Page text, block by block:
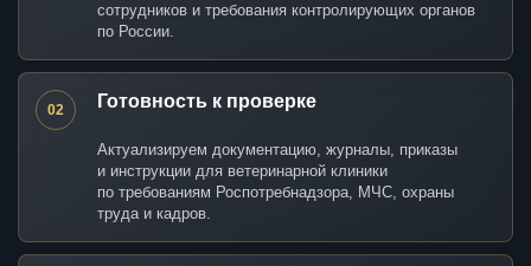
сотрудников и требования контролирующих органов
по России.
02 Готовность к проверке
Актуализируем документацию, журналы, приказы
и инструкции для ветеринарной клиники
по требованиям Роспотребнадзора, МЧС, охраны
труда и кадров.